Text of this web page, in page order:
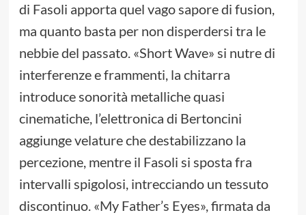
di Fasoli apporta quel vago sapore di fusion,
ma quanto basta per non disperdersi tra le
nebbie del passato. «Short Wave» si nutre di
interferenze e frammenti, la chitarra
introduce sonorità metalliche quasi
cinematiche, l’elettronica di Bertoncini
aggiunge velature che destabilizzano la
percezione, mentre il Fasoli si sposta fra
intervalli spigolosi, intrecciando un tessuto
discontinuo. «My Father’s Eyes», firmata da